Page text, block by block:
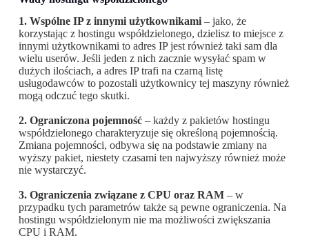
1. Wspólne IP z innymi użytkownikami – jako, że
korzystając z hostingu współdzielonego, dzielisz to miejsce z
innymi użytkownikami to adres IP jest również taki sam dla
wielu userów. Jeśli jeden z nich zacznie wysyłać spam w
dużych ilościach, a adres IP trafi na czarną listę
usługodawców to pozostali użytkownicy tej maszyny również
mogą odczuć tego skutki.
2. Ograniczona pojemność – każdy z pakietów hostingu
współdzielonego charakteryzuje się określoną pojemnością.
Zmiana pojemności, odbywa się na podstawie zmiany na
wyższy pakiet, niestety czasami ten najwyższy również może
nie wystarczyć.
3. Ograniczenia związane z CPU oraz RAM – w
przypadku tych parametrów także są pewne ograniczenia. Na
hostingu współdzielonym nie ma możliwości zwiększania
CPU i RAM.